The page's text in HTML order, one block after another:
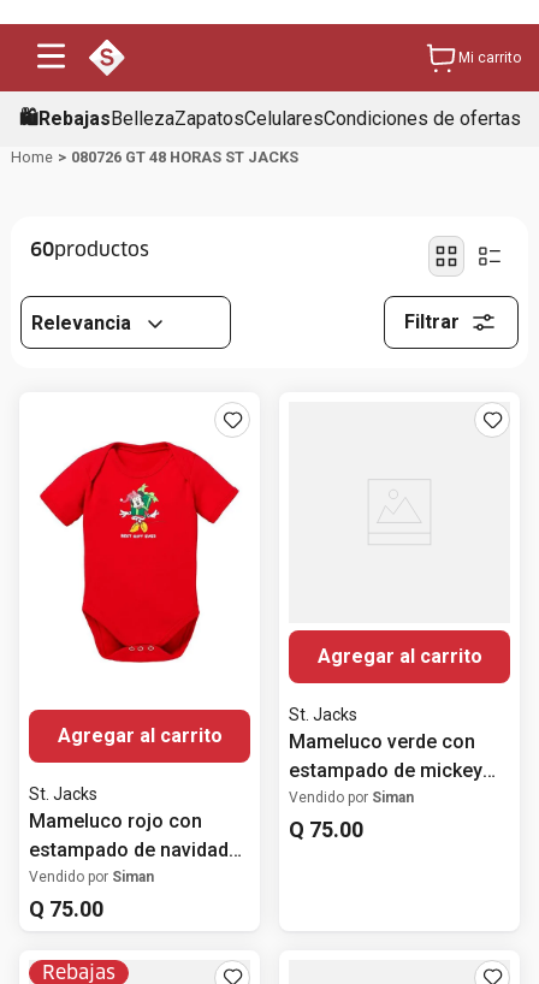
Mi carrito
🛍️RebajasBellezaZapatosCelularesCondiciones de ofertas
080726 GT 48 HORAS ST JACKS
60
Relevancia Filtrar
Agregar al carrito
St. Jacks
Mameluco rojo con
estampado de navidad
Minnie Mouse para bebé
niña
Vendido por Siman
Q 75.00
Agregar al carrito
St. Jacks
Mameluco verde con
estampado de mickey
navideño para bebé niño
Vendido por Siman
Q 75.00
Rebajas